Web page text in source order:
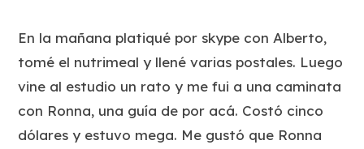
En la mañana platiqué por skype con Alberto,
tomé el nutrimeal y llené varias postales. Luego
vine al estudio un rato y me fui a una caminata
con Ronna, una guía de por acá. Costó cinco
dólares y estuvo mega. Me gustó que Ronna